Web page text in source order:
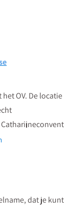
OV. De locatie
de locatie.
Marga
ga je
dat je kunt